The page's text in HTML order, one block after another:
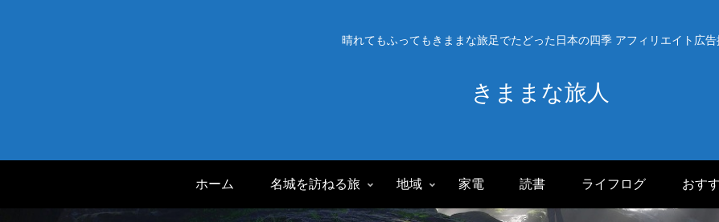
晴れてもふってもきままな旅足でたどった日本の四季 アフィリエイト広告
きままな旅人
ホーム 名城を訪ねる旅 地域 家電 読書 ライフログ おす